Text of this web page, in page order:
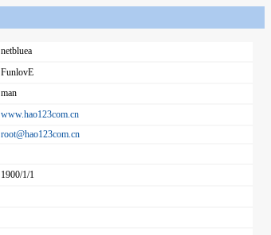
netbluea
FunlovE
man
www.hao123com.cn
root@hao123com.cn
1900/1/1